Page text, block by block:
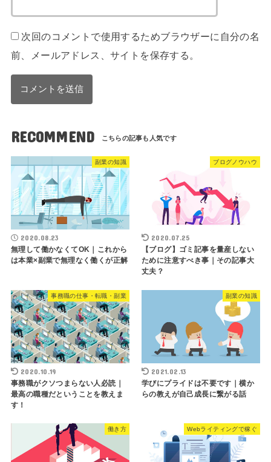
次回のコメントで使用するためブラウザーに自分の名
前、メールアドレス、サイトを保存する。
RECOMMEND
副業の知識
2020.08.23
無理して働かなくてOK｜これから
は本業×副業で無理なく働くが正解
ブログノウハウ
2020.07.25
【ブログ】ゴミ記事を量産しない
ために注意すべき事｜その記事大
丈夫？
事務職の仕事・転職・副業
2020.10.19
事務職がクソつまらない人必読｜
最高の職種だということを教えま
す！
副業の知識
2021.02.13
学びにプライドは不要です｜横か
らの教えが自己成長に繋がる話
働き方 Webライティングで稼ぐ